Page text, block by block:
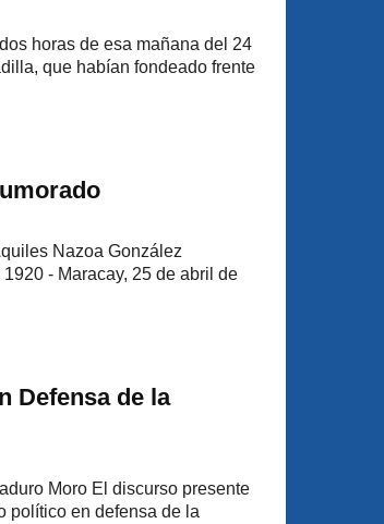
horas de esa mañana del 24
que habían fondeado frente
Nazoa González
- Maracay, 25 de abril de
Defensa de la
Moro El discurso presente
político en defensa de la